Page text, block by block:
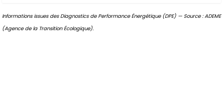
Informations issues des Diagnostics de Performance Énergétique (DPE) — Source : ADEME
(Agence de la Transition Écologique).